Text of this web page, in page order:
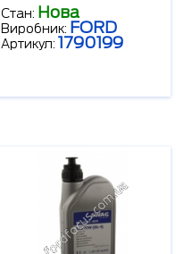
Стан: Нова
Виробник: FORD
Артикул: 1790199